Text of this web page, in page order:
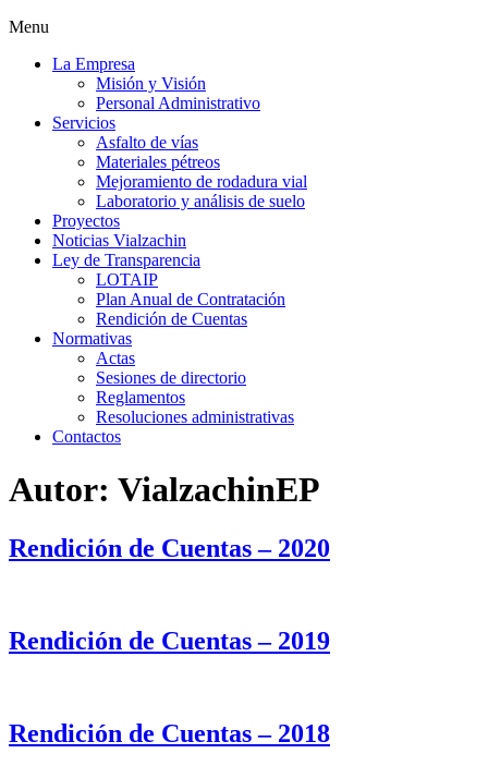
Menu
La Empresa
Misión y Visión
Personal Administrativo
Servicios
Asfalto de vías
Materiales pétreos
Mejoramiento de rodadura vial
Laboratorio y análisis de suelo
Proyectos
Noticias Vialzachin
Ley de Transparencia
LOTAIP
Plan Anual de Contratación
Rendición de Cuentas
Normativas
Actas
Sesiones de directorio
Reglamentos
Resoluciones administrativas
Contactos
Autor: VialzachinEP
Rendición de Cuentas – 2020
Rendición de Cuentas – 2019
Rendición de Cuentas – 2018